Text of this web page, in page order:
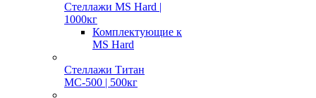
Стеллажи MS Hard |
1000кг
Комплектующие к
MS Hard
Стеллажи Титан
МС-500 | 500кг